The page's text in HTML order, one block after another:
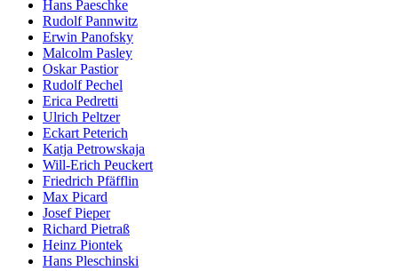
Hans Paeschke
Rudolf Pannwitz
Erwin Panofsky
Malcolm Pasley
Oskar Pastior
Rudolf Pechel
Erica Pedretti
Ulrich Peltzer
Eckart Peterich
Katja Petrowskaja
Will-Erich Peuckert
Friedrich Pfäfflin
Max Picard
Josef Pieper
Richard Pietraß
Heinz Piontek
Hans Pleschinski